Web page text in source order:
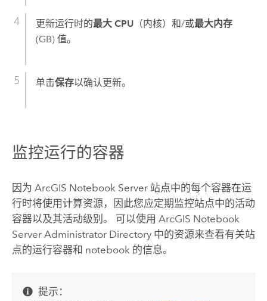
更新运行时的最大 CPU（内核）和/或最大内存
(GB) 值。
单击保存以确认更新。
监控运行的容器
因为 ArcGIS Notebook Server站点中的每个容器在运
行时将使用计算资源，因此您应定期监控站点中的活动
容器以及其活动级别。 可以使用 ArcGIS Notebook
ServerAdministrator Directory 中的资源来查看有关站
点的运行容器和 notebook 的信息。
提示：